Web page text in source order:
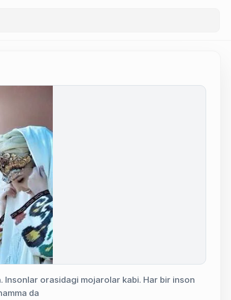
orasidagi mojarolar kabi. Har bir inson
da